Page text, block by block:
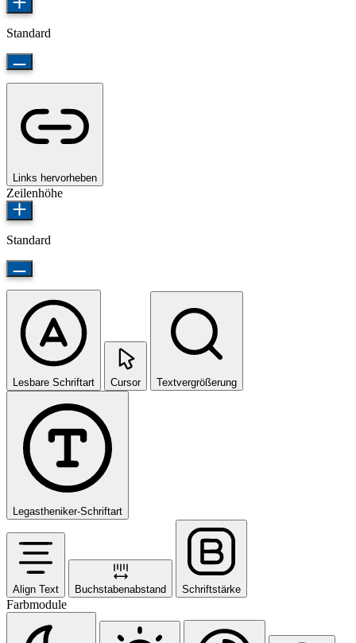
Standard
Links hervorheben
Zeilenhöhe
Standard
Lesbare Schriftart Cursor Textvergrößerung
Legastheniker-Schriftart
Align Text Buchstabenabstand Schriftstärke
Farbmodule